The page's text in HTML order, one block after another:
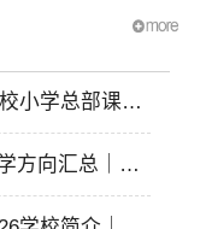
小学总部课程
方向汇总｜各